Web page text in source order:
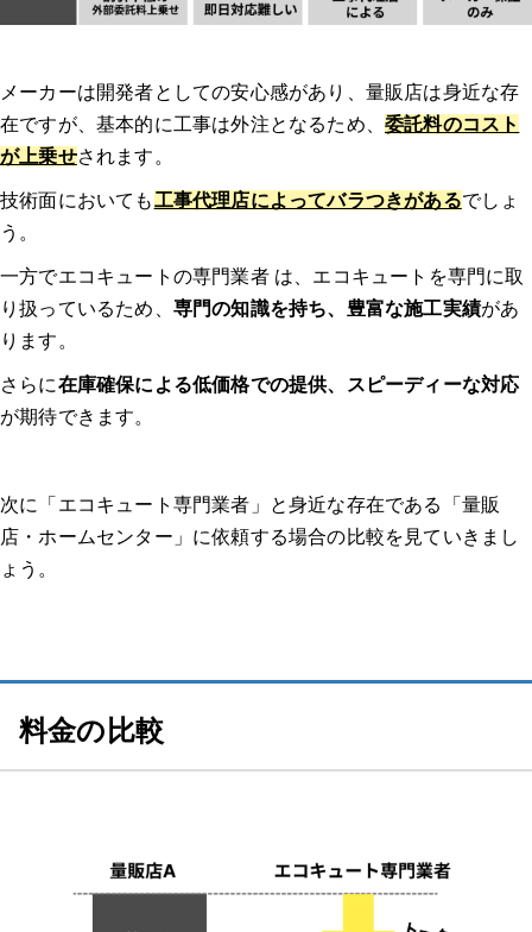
Q3: エコキュートの交換時に注意すべきポイントは何ですか？
Q5: エコキュートの交換後にすぐ使えるようになりますか？
【エコキュートのトラブル】みんなの体験談
の供給が困難なため、後継機に交換した。｜エコキュート マンション
業者はどのように選びましたか？複数見積もりを取ったのか、決
連絡してからの流れを教えてください。（どのような調査があっ
たのか、どのくらいで来たのか等）
業者、作業員の対応はいかがでしたか？修理交換後は問題なく使
えましたか？
体験談2：エコキュート 千葉｜本体の圧力センサーに深刻な不具合が発
どのようなトラブルでしたか？修理/交換するに至った経緯、原
メーカーは開発者としての安心感があり、量販店は身近な存
在ですが、基本的に工事は外注となるため、 委託料のコスト
が上乗せされます。
技術面においても工事代理店によってバラつきがあるでしょ
う。
一方でエコキュートの専門業者 は、エコキュートを専門に取
り扱っているため、 専門の知識を持ち、豊富な施工実績があ
ります。
さらに在庫確保による低価格での提供、スピーディーな対応
が期待できます。
次に「エコキュート専門業者」と身近な存在である「量販
店・ホームセンター」に依頼する場合の比較を見ていきまし
ょう。
料金の比較